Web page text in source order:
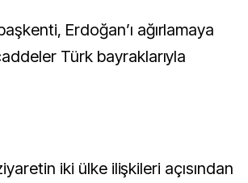
Erdoğan’ı ağırlamaya
Türk bayraklarıyla
iki ülke ilişkileri açısından